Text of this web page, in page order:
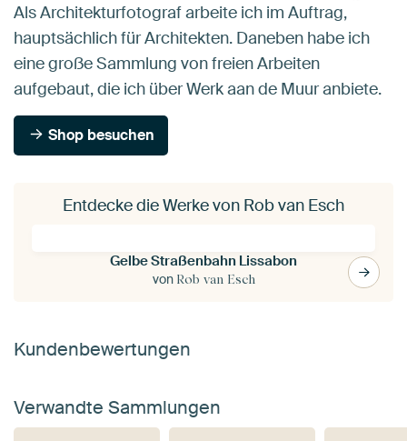
Als Architekturfotograf arbeite ich im Auftrag,
hauptsächlich für Architekten. Daneben habe ich
eine große Sammlung von freien Arbeiten
aufgebaut, die ich über Werk aan de Muur anbiete.
Shop besuchen
Entdecke die Werke von Rob van Esch
Gelbe Straßenbahn Lissabon
von Rob van Esch
Kundenbewertungen
Verwandte Sammlungen